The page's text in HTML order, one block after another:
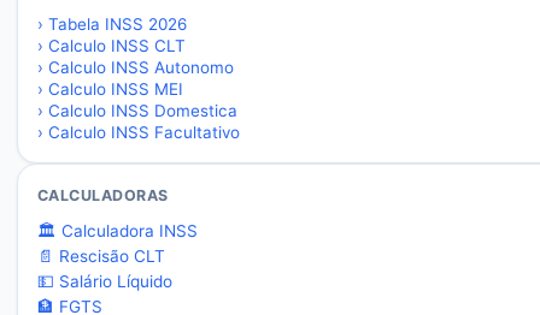
› Tabela INSS 2026
› Calculo INSS CLT
› Calculo INSS Autonomo
› Calculo INSS MEI
› Calculo INSS Domestica
› Calculo INSS Facultativo
CALCULADORAS
🏛️ Calculadora INSS
📄 Rescisão CLT
💵 Salário Líquido
🏦 FGTS